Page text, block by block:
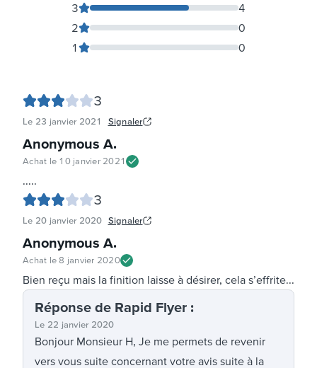
1 0
2 0
3 4
3
Le 23 janvier 2021 Signaler
Anonymous A.
Achat le 10 janvier 2021
.....
3
Le 20 janvier 2020 Signaler
Anonymous A.
Achat le 8 janvier 2020
Bien reçu mais la finition laisse à désirer, cela s’effrite...
Réponse de Rapid Flyer :
Le 22 janvier 2020
Bonjour Monsieur H, Je me permets de revenir
vers vous suite concernant votre avis suite à la